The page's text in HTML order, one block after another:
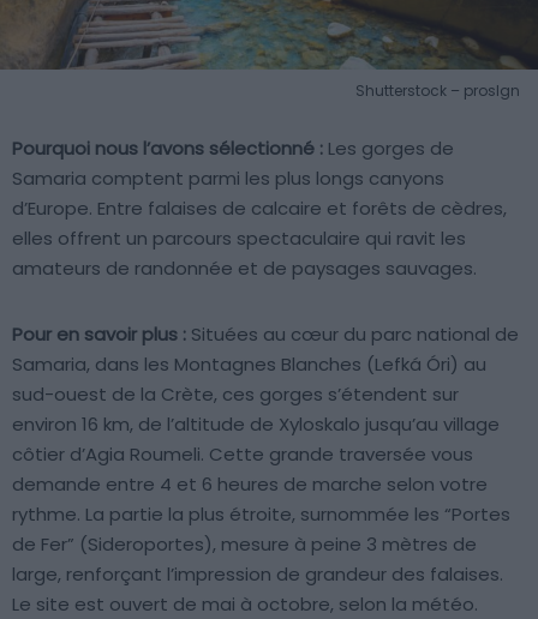
Shutterstock – proslgn
Pourquoi nous l’avons sélectionné : Les gorges de
Samaria comptent parmi les plus longs canyons
d’Europe. Entre falaises de calcaire et forêts de cèdres,
elles offrent un parcours spectaculaire qui ravit les
amateurs de randonnée et de paysages sauvages.
Pour en savoir plus : Situées au cœur du parc national de
Samaria, dans les Montagnes Blanches (Lefká Óri) au
sud-ouest de la Crète, ces gorges s’étendent sur
environ 16 km, de l’altitude de Xyloskalo jusqu’au village
côtier d’Agia Roumeli. Cette grande traversée vous
demande entre 4 et 6 heures de marche selon votre
rythme. La partie la plus étroite, surnommée les “Portes
de Fer” (Sideroportes), mesure à peine 3 mètres de
large, renforçant l’impression de grandeur des falaises.
Le site est ouvert de mai à octobre, selon la météo.